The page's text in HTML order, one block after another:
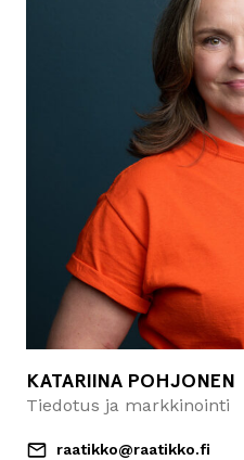
KATARIINA POHJONEN
Tiedotus ja markkinointi
raatikko@raatikko.fi